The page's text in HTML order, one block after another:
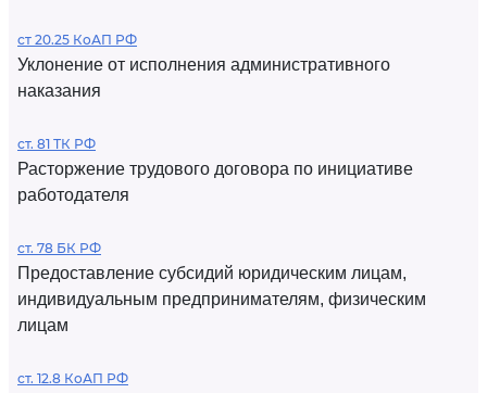
ст 20.25 КоАП РФ
Уклонение от исполнения административного
наказания
ст. 81 ТК РФ
Расторжение трудового договора по инициативе
работодателя
ст. 78 БК РФ
Предоставление субсидий юридическим лицам,
индивидуальным предпринимателям, физическим
лицам
ст. 12.8 КоАП РФ